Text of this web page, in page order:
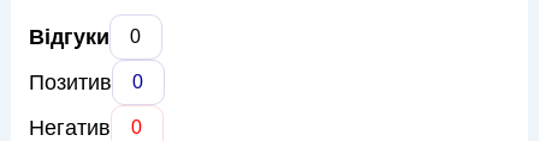
Відгуки 0
Позитив 0
Негатив 0